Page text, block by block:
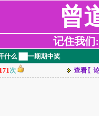
曾
记住我们
什么 ██━期期中奖
次 查看〖